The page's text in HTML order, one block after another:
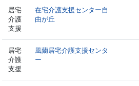
居宅
介護
支援
在宅介護支援センター自
由が丘
居宅
介護
支援
風蘭居宅介護支援センタ
ー